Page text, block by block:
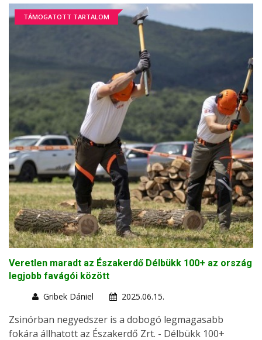
TÁMOGATOTT TARTALOM
Veretlen maradt az Északerdő Délbükk 100+ az ország
legjobb favágói között
Gribek Dániel
2025.06.15.
Zsinórban negyedszer is a dobogó legmagasabb
fokára állhatott az Északerdő Zrt. - Délbükk 100+